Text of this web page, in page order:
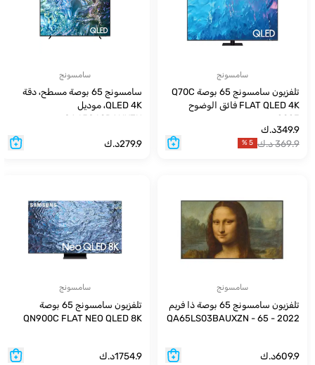
سامسونج
تلفزيون سامسونج 65 بوصة Q70C
FLAT QLED 4K فائق الوضوح
2023
349.9د.ك
369.9د.ك 5
%
سامسونج
سامسونج 65 بوصة مسطح، دقة
QLED 4K، موديل
QA65Q60DAUXZN
279.9د.ك
سامسونج
تلفزيون سامسونج 65 بوصة ذا فريم
2022 - QA65LS03BAUXZN - 65
609.9د.ك
سامسونج
تلفزيون سامسونج 65 بوصة
QN900C FLAT NEO QLED 8K
1754.9د.ك